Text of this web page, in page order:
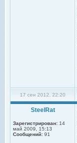
17 сен 2012, 22:20
SteelRat
Зарегистрирован: 14
май 2009, 15:13
Сообщений: 91